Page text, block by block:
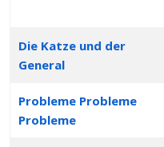
Die Katze und der
General
Probleme Probleme
Probleme